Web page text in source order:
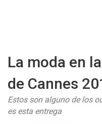
La moda en
de Cannes
Estos son alguno de los
es esta entrega